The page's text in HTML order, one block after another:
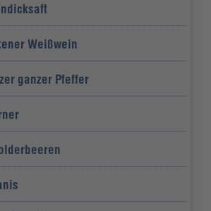
Weißwein
ganzer Pfeffer